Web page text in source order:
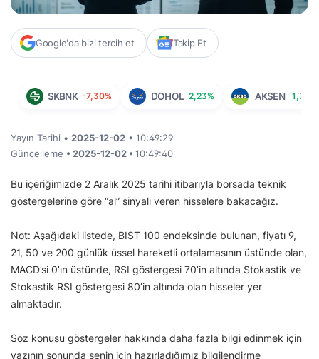
Google'da bizi tercih et Takip Et
SKBNK -7,30% DOHOL 2,23% AKSEN 1,37%
Yayın Tarihi • 2025-12-02 • 10:49:29
Güncelleme • 2025-12-02 • 10:49:40
Bu içeriğimizde 2 Aralık 2025 tarihi itibarıyla borsada teknik
göstergelerine göre “al” sinyali veren hisselere bakacağız.
Not: Aşağıdaki listede, BIST 100 endeksinde bulunan, fiyatı 9,
21, 50 ve 200 günlük üssel hareketli ortalamasının üstünde olan,
MACD’si 0’ın üstünde, RSI göstergesi 70’in altında Stokastik ve
Stokastik RSI göstergesi 80’in altında olan hisseler yer
almaktadır.
Söz konusu göstergeler hakkında daha fazla bilgi edinmek için
yazının sonunda senin için hazırladığımız bilgilendirme